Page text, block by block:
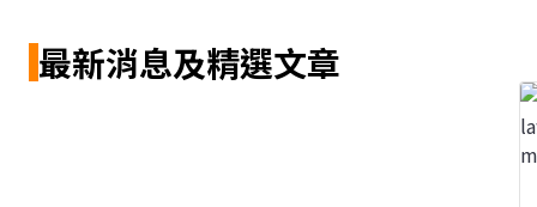
禁品。
一旦進入考場後發現上述違反考試規定之物品，您將會被
最新消息及精選文章